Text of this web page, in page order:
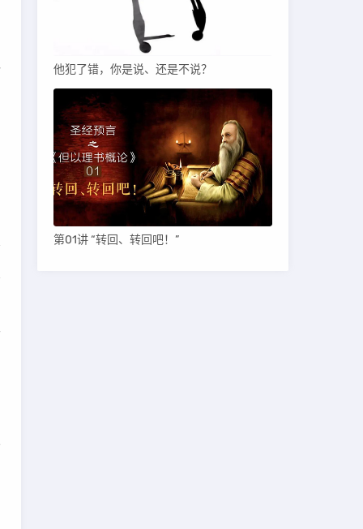
他犯了错，你是说、还是不说？
第01讲 “转回、转回吧！”